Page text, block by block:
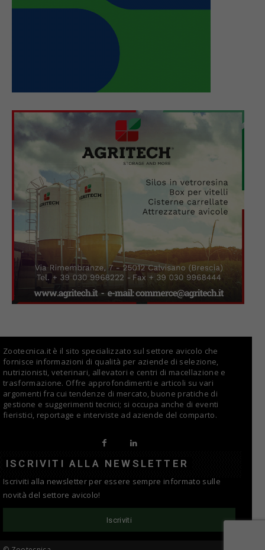
Zootecnica.it è il sito specializzato sul settore avicolo che
fornisce informazioni di qualità per aziende di selezione,
nutrizionisti, veterinari, allevatori e centri di macellazione e
trasformazione. Offre approfondimenti e articoli su vari
argomenti fra cui tendenze di mercato, buone pratiche di
gestione e suggerimenti tecnici; si occupa anche di eventi
fieristici, reportage e interviste ad aziende del comparto.
ISCRIVITI ALLA NEWSLETTER
Iscriviti alla newsletter per essere sempre informato sulle
novità del settore avicolo!
Iscriviti